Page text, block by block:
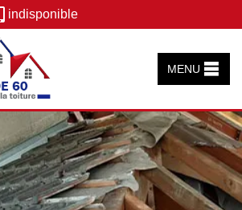
indisponible
MENU